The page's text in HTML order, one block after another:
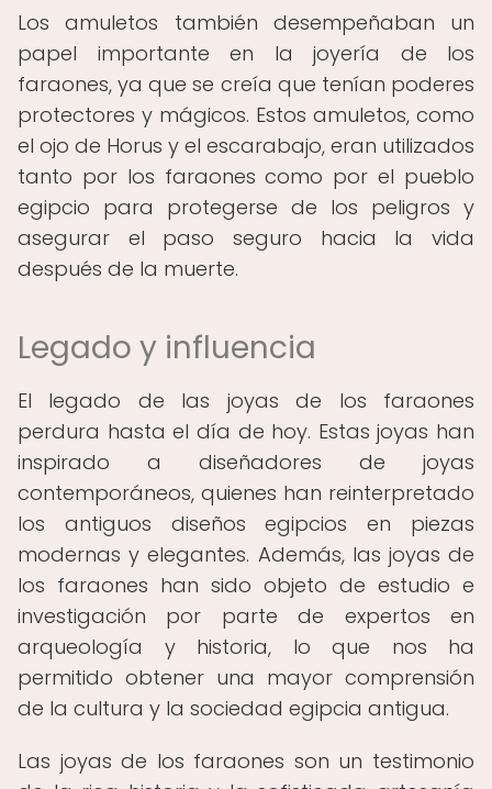
Los amuletos también desempeñaban un
papel importante en la joyería de los
faraones, ya que se creía que tenían poderes
protectores y mágicos. Estos amuletos, como
el ojo de Horus y el escarabajo, eran utilizados
tanto por los faraones como por el pueblo
egipcio para protegerse de los peligros y
asegurar el paso seguro hacia la vida
después de la muerte.
Legado y influencia
El legado de las joyas de los faraones
perdura hasta el día de hoy. Estas joyas han
inspirado a diseñadores de joyas
contemporáneos, quienes han reinterpretado
los antiguos diseños egipcios en piezas
modernas y elegantes. Además, las joyas de
los faraones han sido objeto de estudio e
investigación por parte de expertos en
arqueología y historia, lo que nos ha
permitido obtener una mayor comprensión
de la cultura y la sociedad egipcia antigua.
Las joyas de los faraones son un testimonio